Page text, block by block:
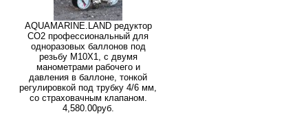
AQUAMARINE.LAND редуктор
СО2 профессиональный для
одноразовых баллонов под
резьбу M10X1, с двумя
манометрами рабочего и
давления в баллоне, тонкой
регулировкой под трубку 4/6 мм,
со страховачным клапаном.
4,580.00руб.